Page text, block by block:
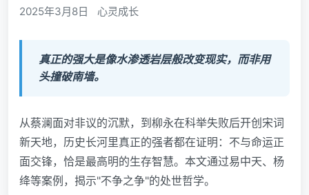
2025年3月8日 心灵成长
真正的强大是像水渗透岩层般改变现实，而非用
头撞破南墙。
从蔡澜面对非议的沉默，到柳永在科举失败后开创宋词
新天地，历史长河里真正的强者都在证明：不与命运正
面交锋，恰是最高明的生存智慧。本文通过易中天、杨
绛等案例，揭示"不争之争"的处世哲学。